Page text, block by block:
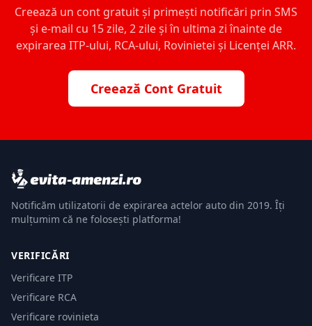
Creează un cont gratuit și primești notificări prin SMS
și e-mail cu 15 zile, 2 zile și în ultima zi înainte de
expirarea ITP-ului, RCA-ului, Rovinietei și Licenței ARR.
Creează Cont Gratuit
Notificăm utilizatorii de expirarea actelor auto din 2019. Îți
mulțumim că ne folosești platforma!
VERIFICĂRI
Verificare ITP
Verificare RCA
Verificare rovinieta